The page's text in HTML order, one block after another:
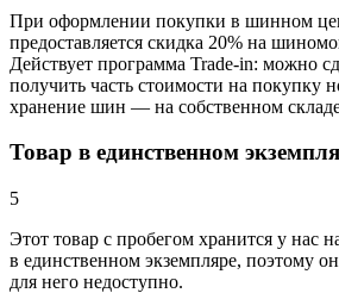
При оформлении покупки в шинном
предоставляется скидка 20% на
Действует программа Trade-in: можно
получить часть стоимости на покупку
хранение шин — на собственном
Товар в единственном
5
Этот товар с пробегом хранится у нас
в единственном экземпляре, поэтому
для него недоступно.